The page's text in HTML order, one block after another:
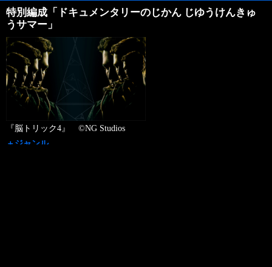
特別編成「ドキュメンタリーのじかん じゆうけんきゅ
うサマー」
『脳トリック4』 ©NG Studios
＋ジャンル